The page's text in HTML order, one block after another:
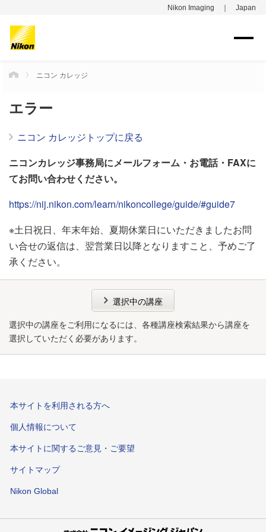
Nikon Imaging ｜ Japan
HOMEニコン カレッジ
エラー
ニコン カレッジトップに戻る
ニコンカレッジ事務局にメールフォーム・お電話・FAXに
てお問い合わせください。
https://nij.nikon.com/learn/nikoncollege/guide/#guide7
※土日祝日、年末年始、夏期休業日にいただきましたお問
い合せの返信は、翌営業日以降となりますこと、予めご了
承ください。
選択中の講座
選択中の講座をご利用になるには、各種講座検索結果から講座を
選択していただく必要があります。
本サイトを利用される方へ
個人情報について
本サイトに関するご意見・ご要望
サイトマップ
Nikon Global